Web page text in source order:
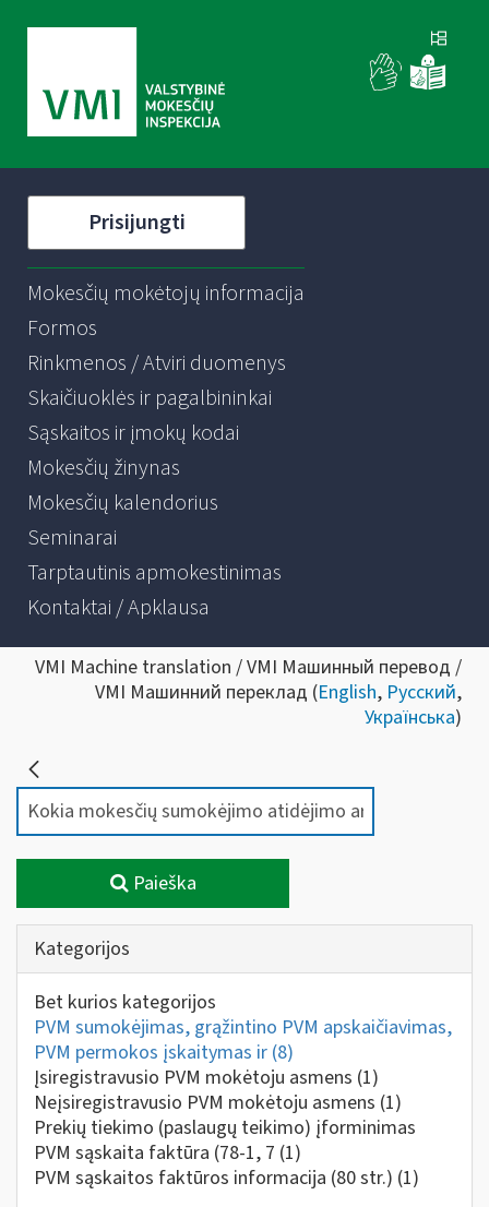
Prisijungti
Mokesčių mokėtojų informacija
Formos
Rinkmenos / Atviri duomenys
Skaičiuoklės ir pagalbininkai
Sąskaitos ir įmokų kodai
Mokesčių žinynas
Mokesčių kalendorius
Seminarai
Tarptautinis apmokestinimas
Kontaktai / Apklausa
VMI Machine translation / VMI Машинный перевод /
VMI Машинний переклад (English, Русский,
Українська)
Paieška
Kategorijos
Bet kurios kategorijos
PVM sumokėjimas, grąžintino PVM apskaičiavimas,
PVM permokos įskaitymas ir (8)
Įsiregistravusio PVM mokėtoju asmens (1)
Neįsiregistravusio PVM mokėtoju asmens (1)
Prekių tiekimo (paslaugų teikimo) įforminimas
PVM sąskaita faktūra (78-1, 7 (1)
PVM sąskaitos faktūros informacija (80 str.) (1)